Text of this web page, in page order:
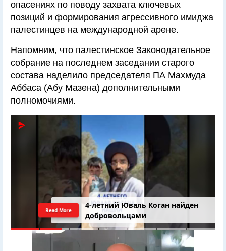
опасениях по поводу захвата ключевых
позиций и формирования агрессивного имиджа
палестинцев на международной арене.
Напомним, что палестинское Законодательное
собрание на последнем заседании старого
состава наделило председателя ПА Махмуда
Аббаса (Абу Мазена) дополнительными
полномочиями.
4-летний Юваль Коган найден
добровольцами
Read More